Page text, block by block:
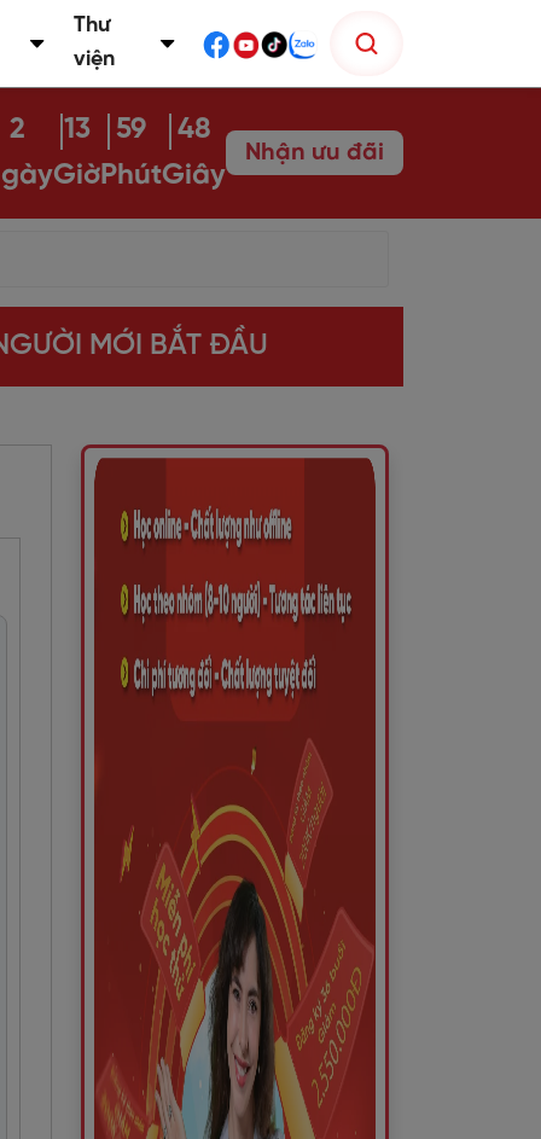
Thư
viện
2
13
Giờ
59
Phút
47
Giây
Nhận ưu đãi
MỚI BẮT ĐẦU